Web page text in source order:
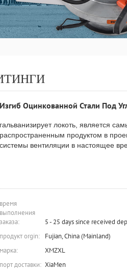
Изгиб Оцинкованной Стали Под
гальванизирует локоть, является
распространенным продуктом в
системы вентиляции в настоящее
время
выполнения
заказа:
5 - 25 days since received
продукт orgin:
Fujian, China (Mainland)
марка:
XMZXL
порт доставки: XiaMen